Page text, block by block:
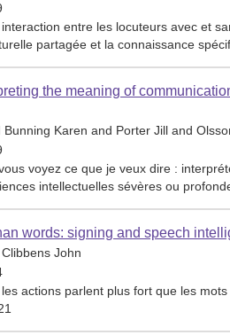
entre les locuteurs avec et
partagée et la connaissance
the meaning of
Karen and Porter Jill and
voyez ce que je veux dire :
intellectuelles sévères ou
words: signing and speech
John
actions parlent plus fort que les